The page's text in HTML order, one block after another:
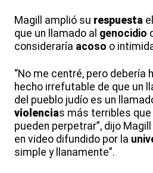
Magill amplió su respuesta
que un llamado al genocidio
consideraría acoso o
“No me centré, pero debería
hecho irrefutable de que un
del pueblo judío es un
violencias más terribles
pueden perpetrar”, dijo
en video difundido por la
simple y llanamente”.